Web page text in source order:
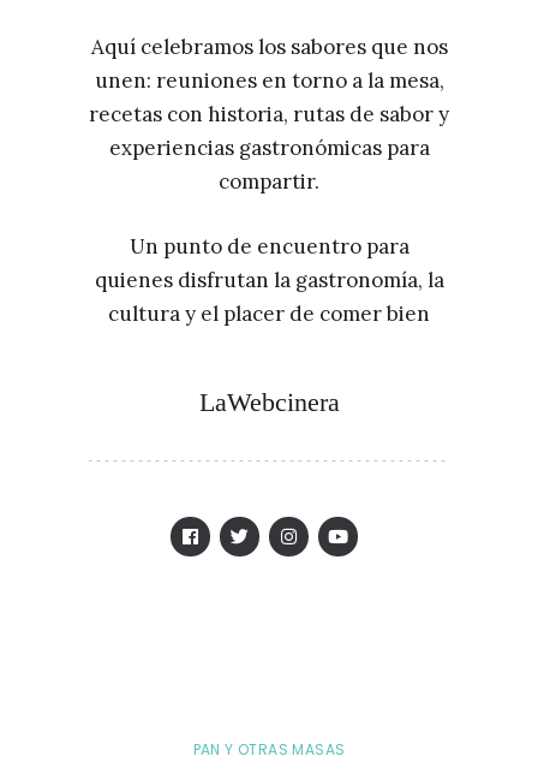
Aquí celebramos los sabores que nos
unen: reuniones en torno a la mesa,
recetas con historia, rutas de sabor y
experiencias gastronómicas para
compartir.
Un punto de encuentro para
quienes disfrutan la gastronomía, la
cultura y el placer de comer bien
LaWebcinera
PAN Y OTRAS MASAS